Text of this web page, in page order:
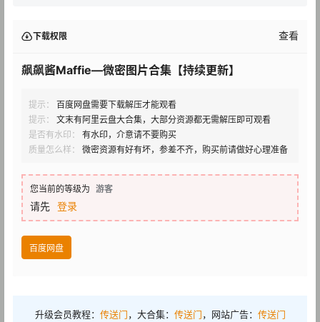
下载权限 查看
飙飙酱Maffie—微密图片合集【持续更新】
提示：
百度网盘需要下载解压才能观看
提示：
文末有阿里云盘大合集，大部分资源都无需解压即可观看
是否有水印：
有水印，介意请不要购买
质量怎么样：
微密资源有好有坏，参差不齐，购买前请做好心理准备
您当前的等级为 游客
请先 登录
百度网盘
升级会员教程： 传送门，大合集： 传送门，网站广告： 传送门